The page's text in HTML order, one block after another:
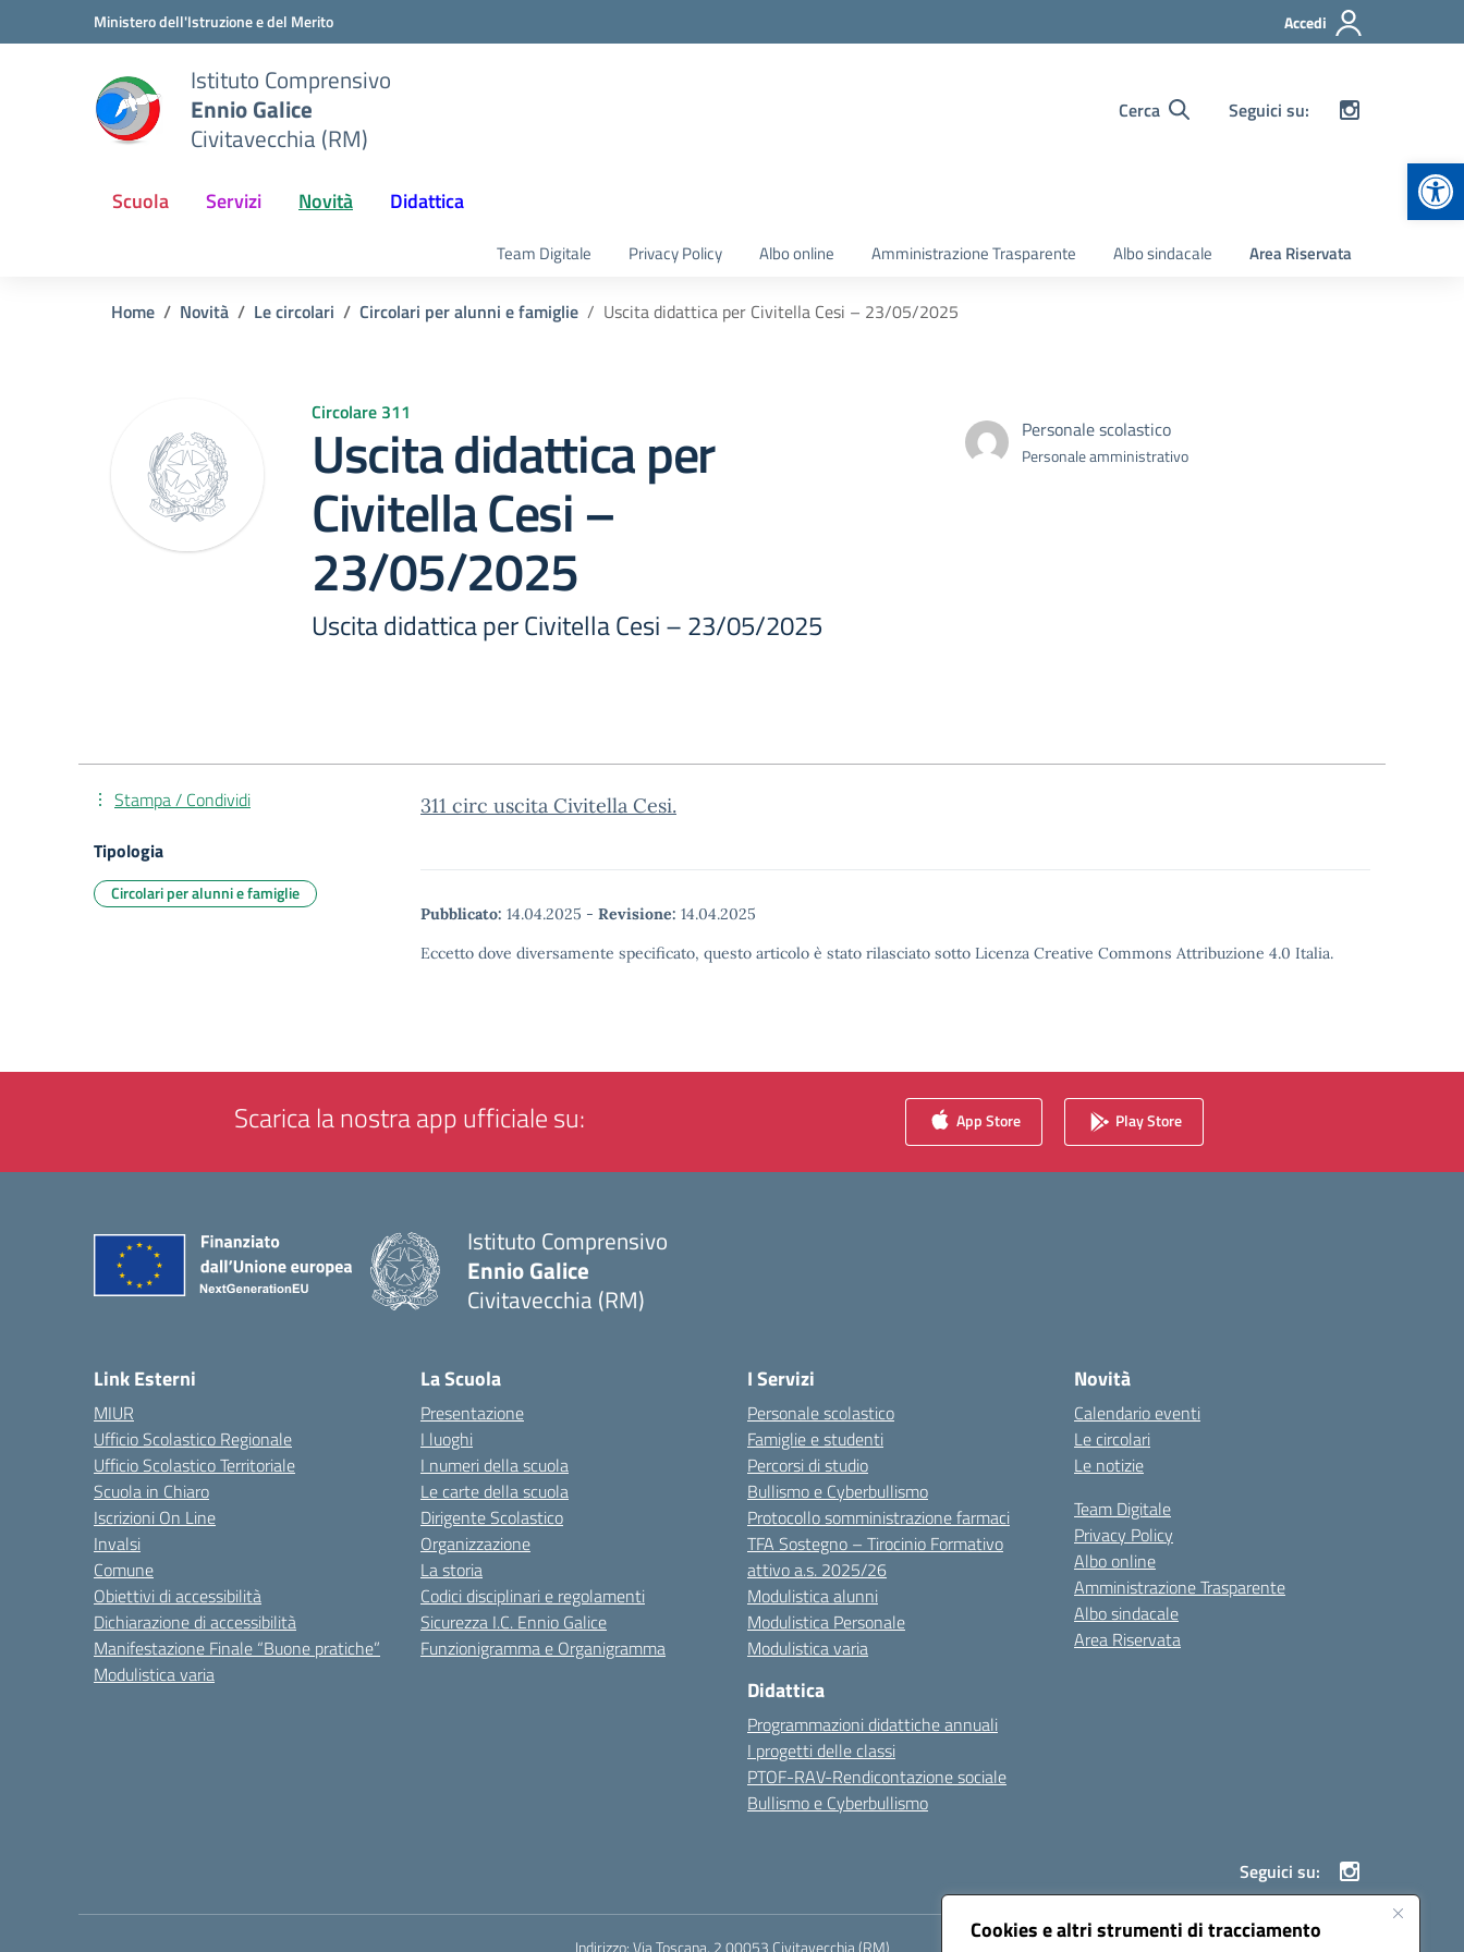
Cookies e altri strumenti di tracciamento
Vai ai contenuti
Vai al menu di navigazioneMinistero dell'Istruzione e del Merito Accedi
Istituto Comprensivo
Ennio Galice
Civitavecchia (RM)
Cerca Seguici su:
Scuola Servizi Novità Didattica
Team Digitale Privacy Policy Albo online Amministrazione Trasparente Albo sindacale Area Riservata
Home Novità Le circolari Circolari per alunni e famiglie Uscita didattica per Civitella Cesi – 23/05/2025
Circolare 311
Uscita didattica per
Civitella Cesi –
23/05/2025
Uscita didattica per Civitella Cesi – 23/05/2025
Personale scolastico
Personale amministrativo
311 circ uscita Civitella Cesi.
Pubblicato: 14.04.2025 - Revisione: 14.04.2025
Eccetto dove diversamente specificato, questo articolo è stato rilasciato sotto Licenza Creative Commons Attribuzione 4.0 Italia.
Stampa / Condividi
Tipologia
Circolari per alunni e famiglie
Scarica la nostra app ufficiale su: App Store Play Store
Istituto Comprensivo
Ennio Galice
Civitavecchia (RM)
Link Esterni
MIUR
Ufficio Scolastico Regionale
Ufficio Scolastico Territoriale
Scuola in Chiaro
Iscrizioni On Line
Invalsi
Comune
Obiettivi di accessibilità
Dichiarazione di accessibilità
Manifestazione Finale “Buone pratiche”
Modulistica varia
La Scuola
Presentazione
I luoghi
I numeri della scuola
Le carte della scuola
Dirigente Scolastico
Organizzazione
La storia
Codici disciplinari e regolamenti
Sicurezza I.C. Ennio Galice
Funzionigramma e Organigramma
I Servizi
Personale scolastico
Famiglie e studenti
Percorsi di studio
Bullismo e Cyberbullismo
Protocollo somministrazione farmaci
TFA Sostegno – Tirocinio Formativo
attivo a.s. 2025/26
Modulistica alunni
Modulistica Personale
Modulistica varia
Didattica
Programmazioni didattiche annuali
I progetti delle classi
PTOF-RAV-Rendicontazione sociale
Bullismo e Cyberbullismo
Novità
Calendario eventi
Le circolari
Le notizie
Team Digitale
Privacy Policy
Albo online
Amministrazione Trasparente
Albo sindacale
Area Riservata
Seguici su:
Indirizzo:Via Toscana, 2 00053 Civitavecchia (RM)